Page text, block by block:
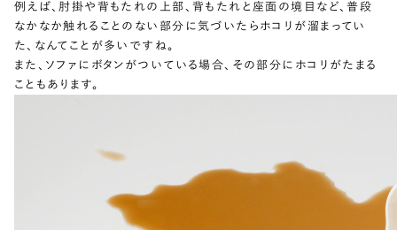
例えば、肘掛や背もたれの上部、背もたれと座面の境目など、普段
なかなか触れることのない部分に気づいたらホコリが溜まってい
た、なんてことが多いですね。
また、ソファにボタンがついている場合、その部分にホコリがたまる
こともあります。